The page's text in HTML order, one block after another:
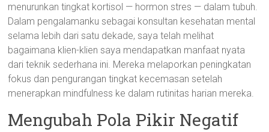
menurunkan tingkat kortisol — hormon stres — dalam tubuh.
Dalam pengalamanku sebagai konsultan kesehatan mental
selama lebih dari satu dekade, saya telah melihat
bagaimana klien-klien saya mendapatkan manfaat nyata
dari teknik sederhana ini. Mereka melaporkan peningkatan
fokus dan pengurangan tingkat kecemasan setelah
menerapkan mindfulness ke dalam rutinitas harian mereka.
Mengubah Pola Pikir Negatif